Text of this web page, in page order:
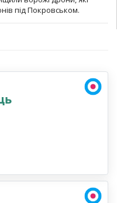
під Покровськом.